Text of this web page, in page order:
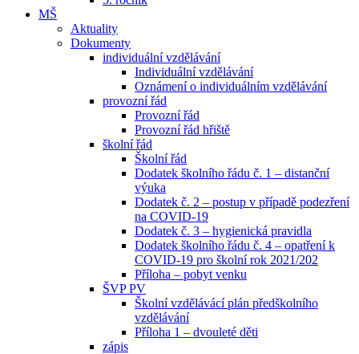
MŠ
Aktuality
Dokumenty
individuální vzdělávání
Individuální vzdělávání
Oznámení o individuálním vzdělávání
provozní řád
Provozní řád
Provozní řád hřiště
školní řád
Školní řád
Dodatek školního řádu č. 1 – distanční
výuka
Dodatek č. 2 – postup v případě podezření
na COVID-19
Dodatek č. 3 – hygienická pravidla
Dodatek školního řádu č. 4 – opatření k
COVID-19 pro školní rok 2021/202
Příloha – pobyt venku
ŠVP PV
Školní vzdělávácí plán předškolního
vzdělávání
Příloha 1 – dvouleté děti
zápis